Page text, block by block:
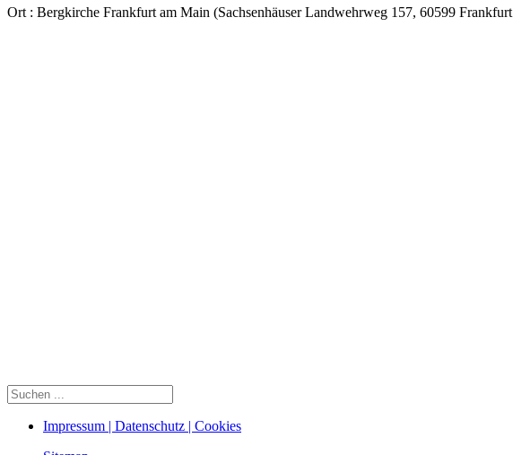
Ort : Bergkirche Frankfurt am Main (Sachsenhäuser Landwehrweg 157, 60599 Frankfurt
Impressum | Datenschutz | Cookies